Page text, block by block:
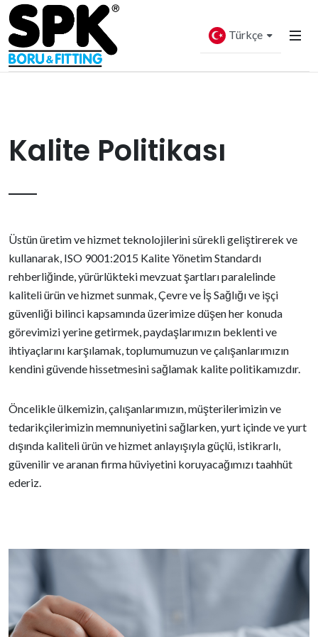
Türkçe
Kalite Politikası
Üstün üretim ve hizmet teknolojilerini sürekli geliştirerek ve
kullanarak, ISO 9001:2015 Kalite Yönetim Standardı
rehberliğinde, yürürlükteki mevzuat şartları paralelinde
kaliteli ürün ve hizmet sunmak, Çevre ve İş Sağlığı ve işçi
güvenliği bilinci kapsamında üzerimize düşen her konuda
görevimizi yerine getirmek, paydaşlarımızın beklenti ve
ihtiyaçlarını karşılamak, toplumumuzun ve çalışanlarımızın
kendini güvende hissetmesini sağlamak kalite politikamızdır.
Öncelikle ülkemizin, çalışanlarımızın, müşterilerimizin ve
tedarikçilerimizin memnuniyetini sağlarken, yurt içinde ve yurt
dışında kaliteli ürün ve hizmet anlayışıyla güçlü, istikrarlı,
güvenilir ve aranan firma hüviyetini koruyacağımızı taahhüt
ederiz.